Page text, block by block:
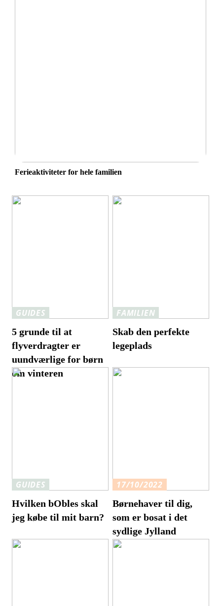
Ferieaktiviteter for hele familien
GUIDES
5 grunde til at
flyverdragter er
uundværlige for børn
om vinteren
FAMILIEN
Skab den perfekte
legeplads
GUIDES
Hvilken bObles skal
jeg købe til mit barn?
17/10/2022
Børnehaver til dig,
som er bosat i det
sydlige Jylland